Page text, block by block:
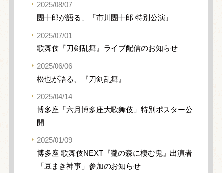
2025/08/07
團十郎が語る、「市川團十郎 特別公演」
2025/07/01
歌舞伎『刀剣乱舞』ライブ配信のお知らせ
2025/06/06
松也が語る、『刀剣乱舞』
2025/04/14
博多座「六月博多座大歌舞伎」特別ポスター公
開
2025/01/09
博多座 歌舞伎NEXT『朧の森に棲む鬼』出演者
「豆まき神事」参加のお知らせ